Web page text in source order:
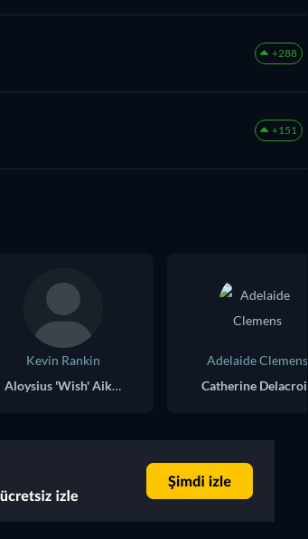
+288
+151
Kevin Rankin
Aloysius 'Wish' Aiken
Adelaide Clemens
Catherine Delacroix